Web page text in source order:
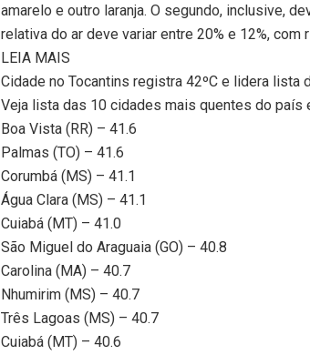
amarelo e outro laranja. O segundo, inclusive,
relativa do ar deve variar entre 20% e 12%,
LEIA MAIS
Cidade no Tocantins registra 42ºC e lidera
Veja lista das 10 cidades mais quentes do país
Boa Vista (RR) – 41.6
Palmas (TO) – 41.6
Corumbá (MS) – 41.1
Água Clara (MS) – 41.1
Cuiabá (MT) – 41.0
São Miguel do Araguaia (GO) – 40.8
Carolina (MA) – 40.7
Nhumirim (MS) – 40.7
Três Lagoas (MS) – 40.7
Cuiabá (MT) – 40.6